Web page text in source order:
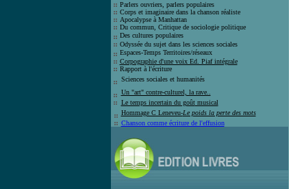
Parlers ouvriers, parlers populaires
Corps et imaginaire dans la chansonréaliste
Apocalypse à Manhattan
Du commun, Critique de sociologie politique
Des cultures populaires
Odyssée du sujet dans les sciences sociales
Espaces-Temps Territoires/réseaux
Corpographie d'une voix Ed. Piaf intégrale
Rapport à l'écriture
Sciences sociales et humanités
Un "art" contre-culturel, la rave..
Le temps incertain du goûtmusical
Hommage C Leneveu-Le poids la perte des mots
Chanson comme écriture de l'effusion